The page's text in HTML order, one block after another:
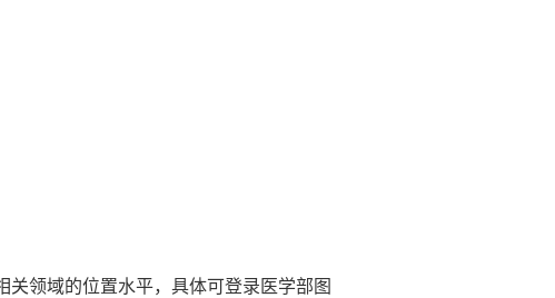
关领域的位置水平，具体可登录医学部图